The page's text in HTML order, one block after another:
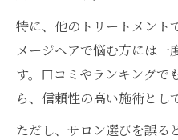
特に、他のトリートメント
メージヘアで悩む方には一
す。口コミやランキングで
ら、信頼性の高い施術とし
ただし、サロン選びを誤る